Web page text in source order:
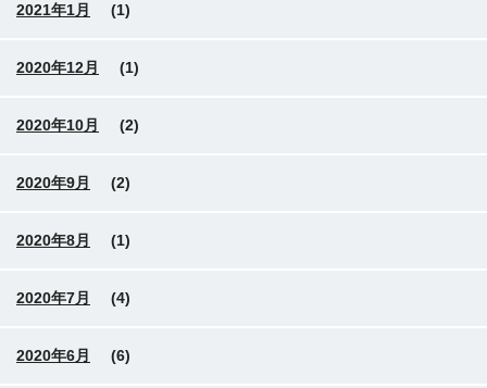
2021年1月 (1)
2020年12月 (1)
2020年10月 (2)
2020年9月 (2)
2020年8月 (1)
2020年7月 (4)
2020年6月 (6)